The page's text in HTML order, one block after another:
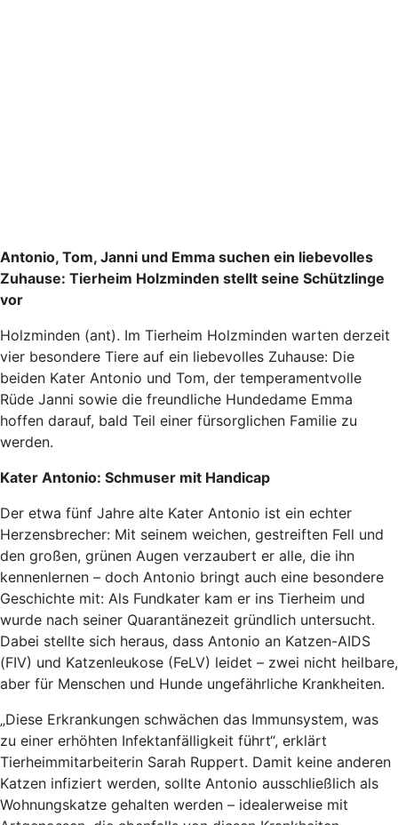
Antonio, Tom, Janni und Emma suchen ein liebevolles
Zuhause: Tierheim Holzminden stellt seine Schützlinge
vor
Holzminden (ant). Im Tierheim Holzminden warten derzeit
vier besondere Tiere auf ein liebevolles Zuhause: Die
beiden Kater Antonio und Tom, der temperamentvolle
Rüde Janni sowie die freundliche Hundedame Emma
hoffen darauf, bald Teil einer fürsorglichen Familie zu
werden.
Kater Antonio: Schmuser mit Handicap
Der etwa fünf Jahre alte Kater Antonio ist ein echter
Herzensbrecher: Mit seinem weichen, gestreiften Fell und
den großen, grünen Augen verzaubert er alle, die ihn
kennenlernen – doch Antonio bringt auch eine besondere
Geschichte mit: Als Fundkater kam er ins Tierheim und
wurde nach seiner Quarantänezeit gründlich untersucht.
Dabei stellte sich heraus, dass Antonio an Katzen-AIDS
(FIV) und Katzenleukose (FeLV) leidet – zwei nicht heilbare,
aber für Menschen und Hunde ungefährliche Krankheiten.
„Diese Erkrankungen schwächen das Immunsystem, was
zu einer erhöhten Infektanfälligkeit führt“, erklärt
Tierheimmitarbeiterin Sarah Ruppert. Damit keine anderen
Katzen infiziert werden, sollte Antonio ausschließlich als
Wohnungskatze gehalten werden – idealerweise mit